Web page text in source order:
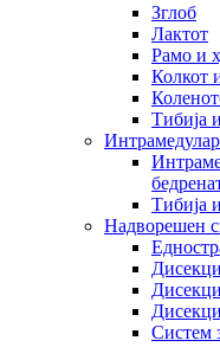
Зглоб
Лактот
Рамо и
Колкот
Тибија
Тибија
Надворешен
Систем